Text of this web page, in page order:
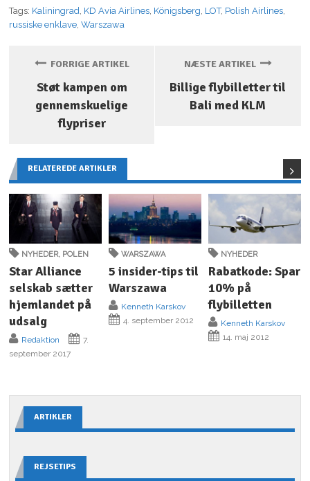
Tags: Kaliningrad, KD Avia Airlines, Königsberg, LOT, Polish Airlines,
russiske enklave,Warszawa
FORRIGE ARTIKEL
Støt kampen om
gennemskuelige
flypriser
NÆSTE ARTIKEL
Billige flybilletter til
Bali med KLM
RELATEREDE ARTIKLER
NYHEDER, POLEN
Star Alliance
selskab sætter
hjemlandet på
udsalg
Redaktion
7.
september 2017
WARSZAWA
5 insider-tips til
Warszawa
Kenneth Karskov
4. september 2012
NYHEDER
Rabatkode: Spar
10% på
flybilletten
Kenneth Karskov
14. maj 2012
ARTIKLER
REJSETIPS